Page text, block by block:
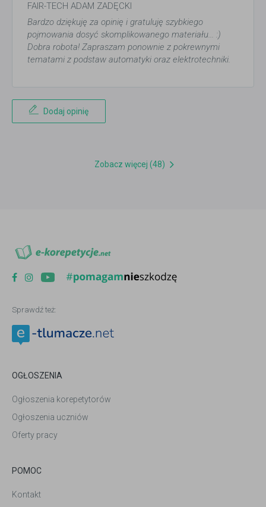
FAIR-TECH ADAM ZADĘCKI
Bardzo dziękuję za opinię i gratuluję szybkiego
pojmowania dosyć skomplikowanego materiału... :)
Dobra robota! Zapraszam ponownie z pokrewnymi
tematami z podstaw automatyki oraz elektrotechniki.
Dodaj opinię
Zobacz więcej (48)
Sprawdź też:
OGŁOSZENIA
Ogłoszenia korepetytorów
Ogłoszenia uczniów
Oferty pracy
POMOC
Kontakt